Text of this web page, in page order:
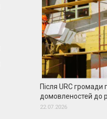
Після URC громади
домовленостей до
22.07.2026